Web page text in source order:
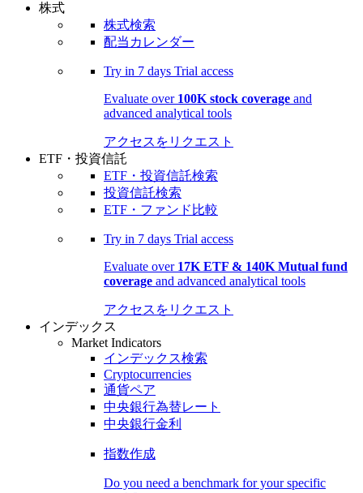
株式
株式検索
配当カレンダー
Try in 7 days Trial access
Evaluate over 100K stock coverage and
advanced analytical tools
アクセスをリクエスト
ETF・投資信託
ETF・投資信託検索
投資信託検索
ETF・ファンド比較
Try in 7 days Trial access
Evaluate over 17K ETF & 140K Mutual fund
coverage and advanced analytical tools
アクセスをリクエスト
インデックス
Market Indicators
インデックス検索
Cryptocurrencies
通貨ペア
中央銀行為替レート
中央銀行金利
指数作成
Do you need a benchmark for your specific